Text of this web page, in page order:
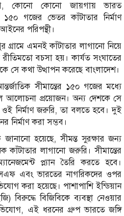
কোনো কোনো জায়গায় ভারত
১৫০ গজের ভেতর কাঁটাতার নির্মাণ
পরিপন্থী।
গ্রামে এমনই কাঁটাতার লাগানো নিয়ে
বচসা হয়। কার্যত সংঘাতের
সে কথা উত্থাপন করেছে বাংলাদেশ।
সীমান্তের ১৫০ গজের মধ্যে
আলোচনা প্রয়োজন। অন্য দেশকে সে
নির্মাণ জরুরি, তা বলতে হবে। দুই
নির্মাণ করা সম্ভব।
হয়েছে, সীমন্ত সুরক্ষার জন্য
কাঁটাতার লাগানো জরুরি। সীমান্তের
প্ল্যান তৈরি করতে হবে।
এবং ভারতের নাগরিকদের ওপর
করা হয়েছে। পাশাপাশি ইন্ডিয়ান
বিজিবিকে ব্যবস্থা নেওয়ার
এই ধরনের গ্রুপ ভারতে জঙ্গি